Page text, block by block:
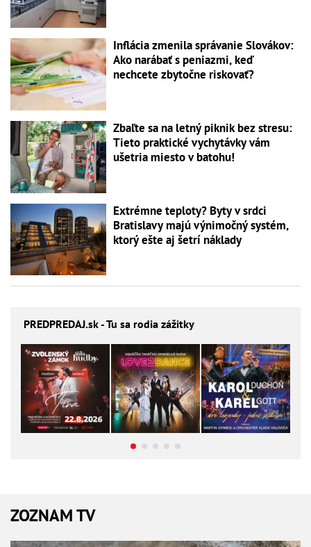
Inflácia zmenila správanie Slovákov:
Ako narábať s peniazmi, keď
nechcete zbytočne riskovať?
Zbaľte sa na letný piknik bez stresu:
Tieto praktické vychytávky vám
ušetria miesto v batohu!
Extrémne teploty? Byty v srdci
Bratislavy majú výnimočný systém,
ktorý ešte aj šetrí náklady
PREDPREDAJ.sk - Tu sa rodia zážitky
ZOZNAM TV